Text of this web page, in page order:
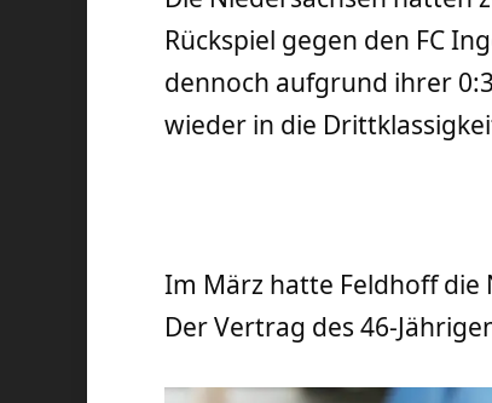
Rückspiel gegen den FC
dennoch aufgrund ihrer
wieder in die
Im März hatte Feldhoff
Der Vertrag des 46-